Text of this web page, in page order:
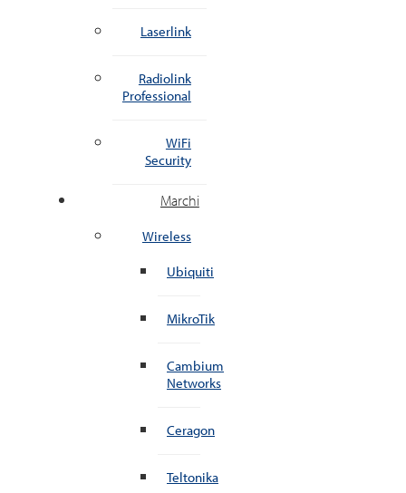
Laserlink
Radiolink
Professional
WiFi
Security
Marchi
Wireless
Ubiquiti
MikroTik
Cambium
Networks
Ceragon
Teltonika